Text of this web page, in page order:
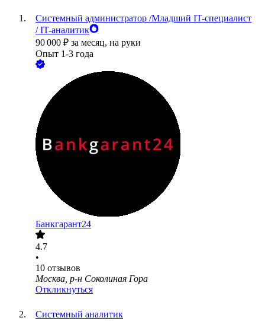
Системный администратор /Младший IT-специалист
/ IT-аналитик
90 000 ₽ за месяц, на руки
Опыт 1-3 года
Банкгарант24
4.7
•
10 отзывов
Москва, р-н Соколиная Гора
Откликнуться
Системный аналитик